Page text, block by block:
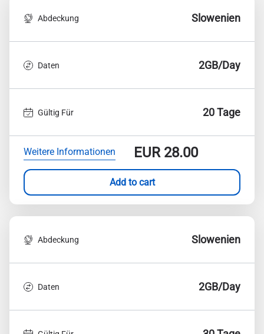
Abdeckung Slowenien
Daten 2GB/Day
Gültig Für 20 Tage
Weitere Informationen EUR28.00
Add to cart
Abdeckung Slowenien
Daten 2GB/Day